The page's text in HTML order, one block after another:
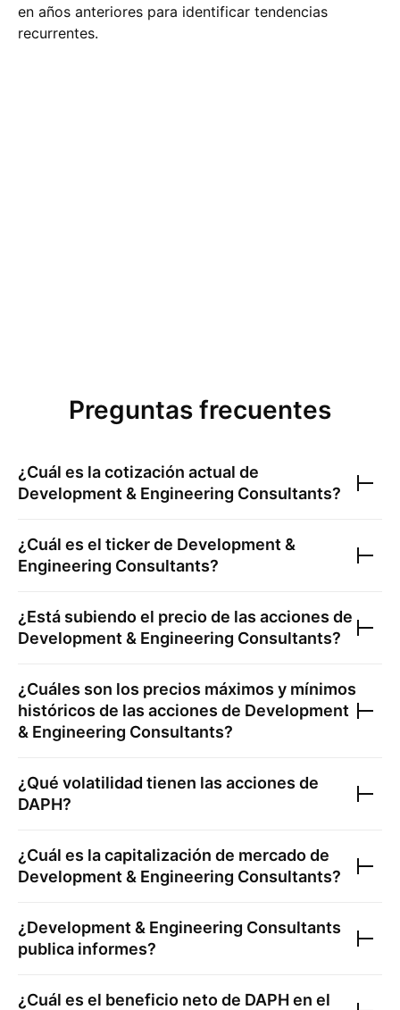
en años anteriores para identificar tendencias
recurrentes.
Preguntas frecuentes
¿Cuál es la cotización actual de
Development & Engineering Consultants?
¿Cuál es el ticker de Development &
Engineering Consultants?
¿Está subiendo el precio de las acciones de
Development & Engineering Consultants?
¿Cuáles son los precios máximos y mínimos
históricos de las acciones de Development
& Engineering Consultants?
¿Qué volatilidad tienen las acciones de
DAPH?
¿Cuál es la capitalización de mercado de
Development & Engineering Consultants?
¿Development & Engineering Consultants
publica informes?
¿Cuál es el beneficio neto de DAPH en el